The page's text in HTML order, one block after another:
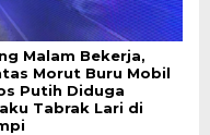
Malam Bekerja,
Morut Buru Mobil
Putih Diduga
Tabrak Lari di